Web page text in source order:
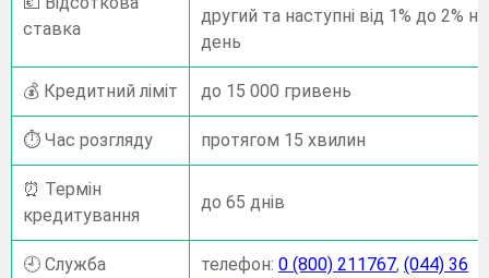
ставка
другий та наступні від 1% до 2% на
день
💰 Кредитний ліміт до 15 000 гривень
⏱️ Час розгляду протягом 15 хвилин
⏰ Термін
кредитування
до 65 днів
🕘 Служба
телефон: 0 (800) 211767, (044) 36